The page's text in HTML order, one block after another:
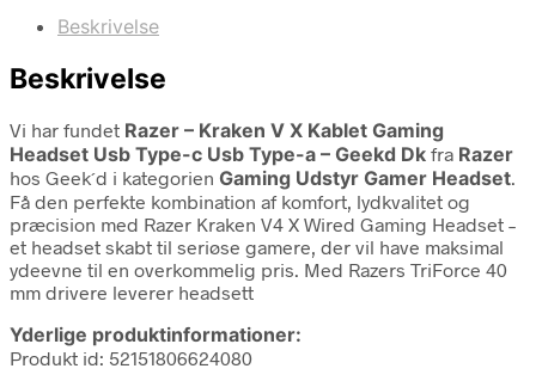
Beskrivelse
Beskrivelse
Vi har fundet Razer – Kraken V X Kablet Gaming
Headset Usb Type-c Usb Type-a – Geekd Dk fra Razer
hos Geek´d i kategorien Gaming Udstyr Gamer Headset.
Få den perfekte kombination af komfort, lydkvalitet og
præcision med Razer Kraken V4 X Wired Gaming Headset –
et headset skabt til seriøse gamere, der vil have maksimal
ydeevne til en overkommelig pris. Med Razers TriForce 40
mm drivere leverer headsett
Yderlige produktinformationer:
Produkt id: 52151806624080